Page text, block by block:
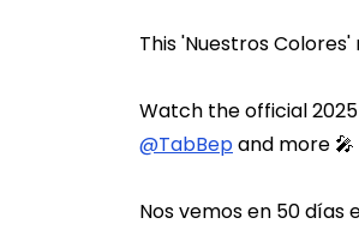
This 'Nuestros Colores'
Watch the official
@TabBepand more 🎤
Nos vemos en 50 días